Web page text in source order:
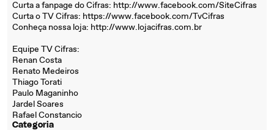
Curta a fanpage do Cifras: http://www.facebook.com/SiteCifras
Curta o TV Cifras: https://www.facebook.com/TvCifras
Conheça nossa loja: http://www.lojacifras.com.br
Equipe TV Cifras:
Renan Costa
Renato Medeiros
Thiago Torati
Paulo Maganinho
Jardel Soares
Rafael Constancio
Categoria